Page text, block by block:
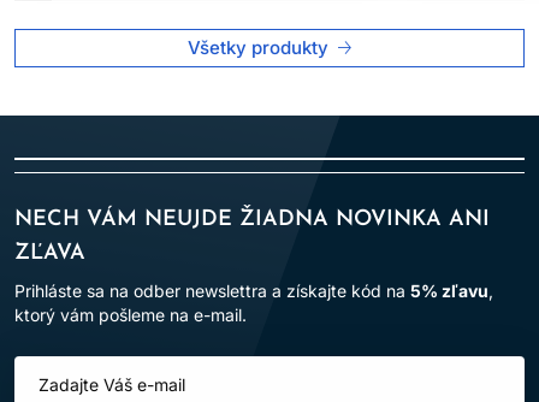
Všetky produkty
NECH VÁM NEUJDE ŽIADNA NOVINKA ANI
ZĽAVA
Prihláste sa na odber newslettra a získajte kód na 5% zľavu,
ktorý vám pošleme na e-mail.